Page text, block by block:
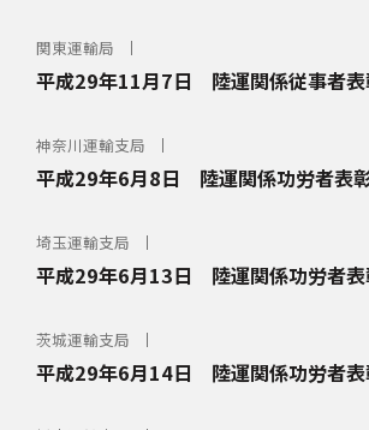
関東運輸局
平成29年11月7日 陸運関係従事者
神奈川運輸支局
平成29年6月8日 陸運関係功労者表
埼玉運輸支局
平成29年6月13日 陸運関係功労者
茨城運輸支局
平成29年6月14日 陸運関係功労者